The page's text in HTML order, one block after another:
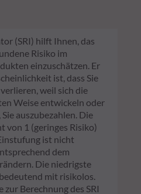
(SRI) hilft Ihnen, das
Risiko im
einzuschätzen. Er
ist, dass Sie
weil sich die
Weise entwickeln oder
auszubezahlen. Die
von 1 (geringes Risiko)
ist nicht
dem
Die niedrigste
mit risikolos.
Berechnung des SRI